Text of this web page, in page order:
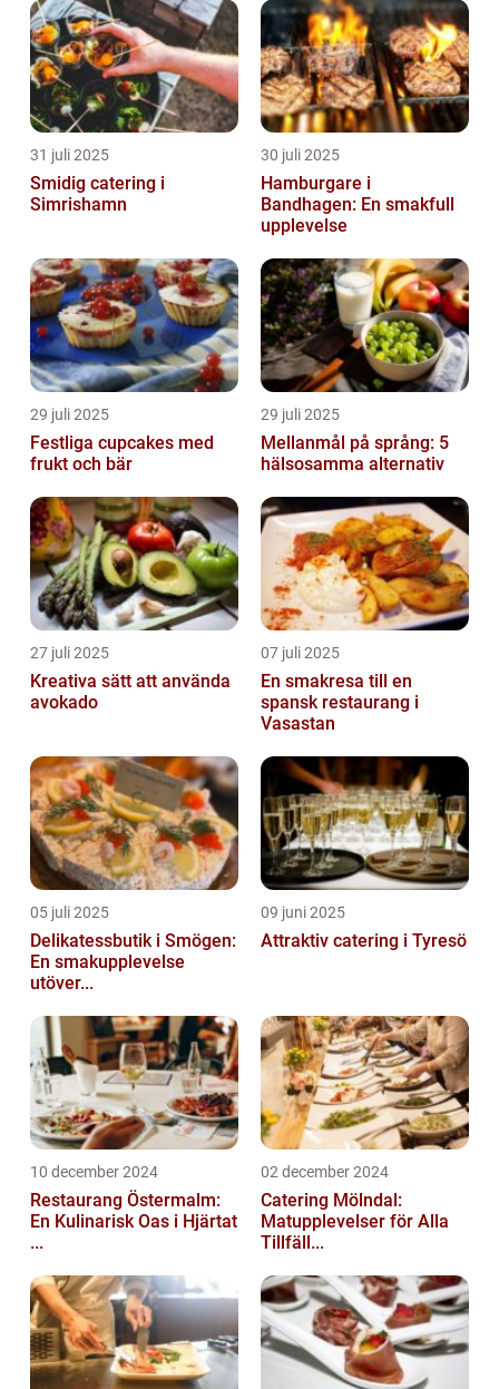
31 juli 2025
Smidig catering i
Simrishamn
30 juli 2025
Hamburgare i
Bandhagen: En smakfull
upplevelse
29 juli 2025
Festliga cupcakes med
frukt och bär
29 juli 2025
Mellanmål på språng: 5
hälsosamma alternativ
27 juli 2025
Kreativa sätt att använda
avokado
07 juli 2025
En smakresa till en
spansk restaurang i
Vasastan
05 juli 2025
Delikatessbutik i Smögen:
En smakupplevelse
utöver...
09 juni 2025
Attraktiv catering i Tyresö
10 december 2024
Restaurang Östermalm:
En Kulinarisk Oas i Hjärtat
...
02 december 2024
Catering Mölndal:
Matupplevelser för Alla
Tillfäll...